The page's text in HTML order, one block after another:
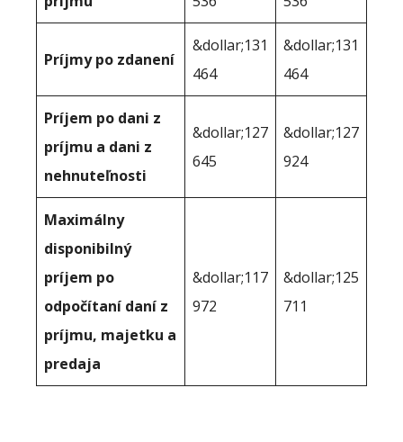
Príjmy po zdanení
&dollar;131
464
&dollar;131
464
Príjem po dani z
príjmu a dani z
nehnuteľnosti
&dollar;127
645
&dollar;127
924
Maximálny
disponibilný
príjem po
odpočítaní daní z
príjmu, majetku a
predaja
&dollar;117
972
&dollar;125
711